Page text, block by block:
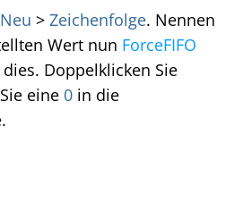
Neu > Zeichenfolge. Nennen
Wert nun ForceFIFO
Doppelklicken Sie
eine 0 in die